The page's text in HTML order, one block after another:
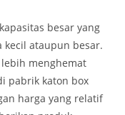
besar yang
kecil ataupun besar.
menghemat
pabrik katon box
harga yang relatif